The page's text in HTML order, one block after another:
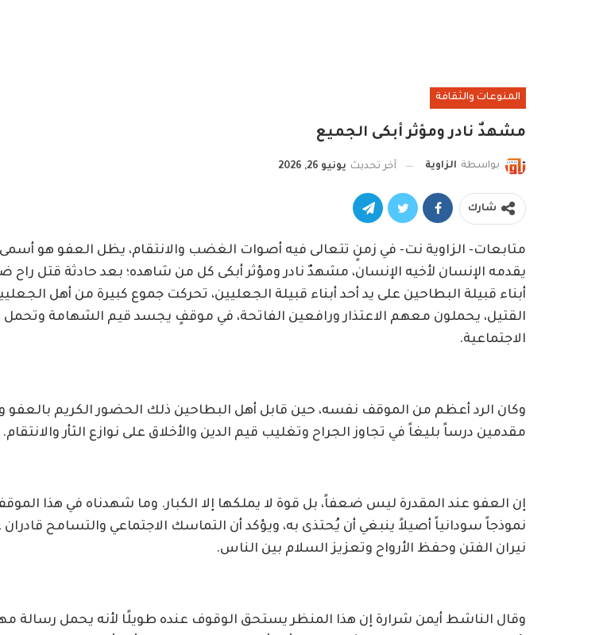
المنوعات والثقافة
مشهدٌ نادر ومؤثر أبكى الجميع
بواسطة الزاوية آخر تحديث يونيو 26, 2026
شارك
متابعات- الزاوية نت- في زمنٍ تتعالى فيه أصوات الغضب والانتقام، يظل العفو هو
يقدمه الإنسان لأخيه الإنسان، مشهدٌ نادر ومؤثر أبكى كل من شاهده؛ بعد حادثة قتل راح
أبناء قبيلة البطاحين على يد أحد أبناء قبيلة الجعليين، تحركت جموع كبيرة من أهل
القتيل، يحملون معهم الاعتذار ورافعين الفاتحة، في موقفٍ يجسد قيم الشهامة وتحمل
الاجتماعية.
وكان الرد أعظم من الموقف نفسه، حين قابل أهل البطاحين ذلك الحضور الكريم بالعفو
مقدمين درساً بليغاً في تجاوز الجراح وتغليب قيم الدين والأخلاق على نوازع الثأر والانتقام.
إن العفو عند المقدرة ليس ضعفاً، بل قوة لا يملكها إلا الكبار. وما شهدناه في هذا
نموذجاً سودانياً أصيلاً ينبغي أن يُحتذى به، ويؤكد أن التماسك الاجتماعي والتسامح
نيران الفتن وحفظ الأرواح وتعزيز السلام بين الناس.
وقال الناشط أيمن شرارة إن هذا المنظر يستحق الوقوف عنده طويلًا لأنه يحمل رسالة